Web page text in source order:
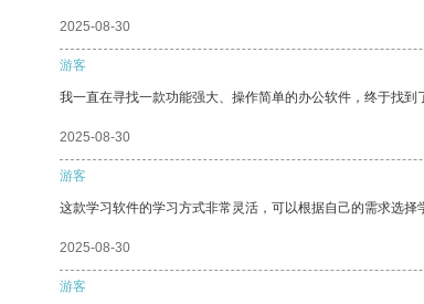
2025-08-30
游客
我一直在寻找一款功能强大、操作简单的办公软件，终于找
2025-08-30
游客
这款学习软件的学习方式非常灵活，可以根据自己的需求选择
2025-08-30
游客